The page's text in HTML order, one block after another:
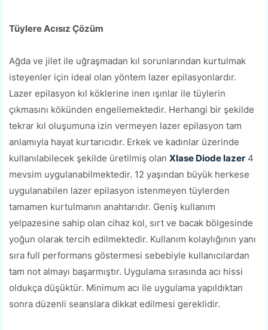
Tüylere Acısız Çözüm
Ağda ve jilet ile uğraşmadan kıl sorunlarından kurtulmak
isteyenler için ideal olan yöntem lazer epilasyonlardır.
Lazer epilasyon kıl köklerine inen ışınlar ile tüylerin
çıkmasını kökünden engellemektedir. Herhangi bir şekilde
tekrar kıl oluşumuna izin vermeyen lazer epilasyon tam
anlamıyla hayat kurtarıcıdır. Erkek ve kadınlar üzerinde
kullanılabilecek şekilde üretilmiş olan Xlase Diode lazer 4
mevsim uygulanabilmektedir. 12 yaşından büyük herkese
uygulanabilen lazer epilasyon istenmeyen tüylerden
tamamen kurtulmanın anahtarıdır. Geniş kullanım
yelpazesine sahip olan cihaz kol, sırt ve bacak bölgesinde
yoğun olarak tercih edilmektedir. Kullanım kolaylığının yanı
sıra full performans göstermesi sebebiyle kullanıcılardan
tam not almayı başarmıştır. Uygulama sırasında acı hissi
oldukça düşüktür. Minimum acı ile uygulama yapıldıktan
sonra düzenli seanslara dikkat edilmesi gereklidir.